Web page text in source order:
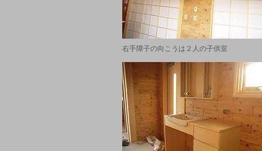
右手障子の向こうは２人の子供室